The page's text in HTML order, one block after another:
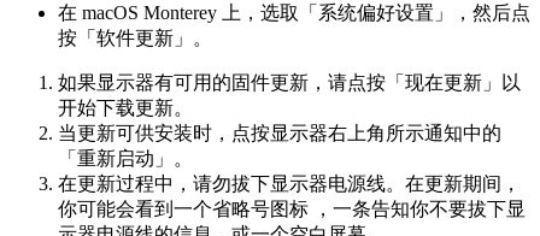
在 macOS Monterey 上，选取「系统偏好设置」，然后点
按「软件更新」。
如果显示器有可用的固件更新，请点按「现在更新」以
开始下载更新。
当更新可供安装时，点按显示器右上角所示通知中的
「重新启动」。
在更新过程中，请勿拔下显示器电源线。在更新期间，
你可能会看到一个省略号图标 ，一条告知你不要拔下显